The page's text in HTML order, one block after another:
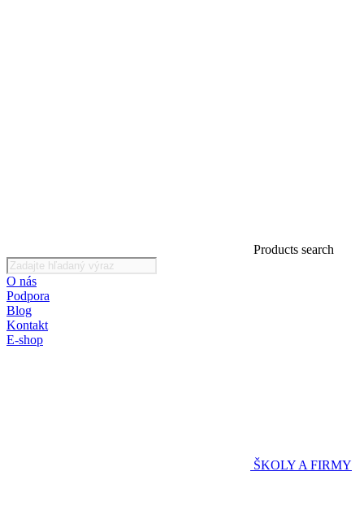
Products search
O nás
Podpora
Blog
Kontakt
E-shop
ŠKOLY A FIRMY